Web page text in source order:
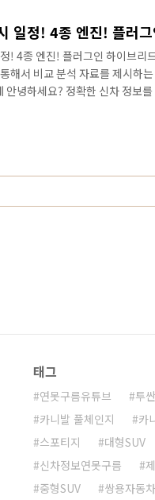
일정! 4종 엔진! 플러
! 4종 엔진! 플러그인 하이브
해서 비교 분석 자료를 제시
안녕하세요? 정확한 신차 정보
는 이 차량을 집중적으로 알려드
니다! 4세대 투..
태그
연못구름유튜브 투
카니발 풀체인지
카
스포티지
대형SUV
신차정보연못구름
중형SUV
쌍용자동차